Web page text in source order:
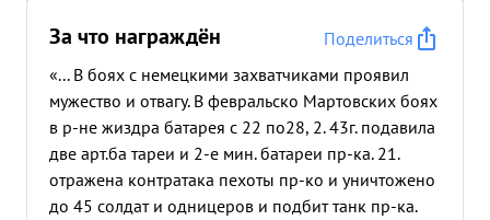
За что награждён
Поделиться
«... В боях с немецкими захватчиками проявил
мужество и отвагу. В февральско Мартовских боях
в р-не жиздра батарея с 22 по28, 2. 43г. подавила
две арт.ба тареи и 2-е мин. батареи пр-ка. 21.
отражена контратака пехоты пр-ко и уничтожено
до 45 солдат и одницеров и подбит танк пр-ка.